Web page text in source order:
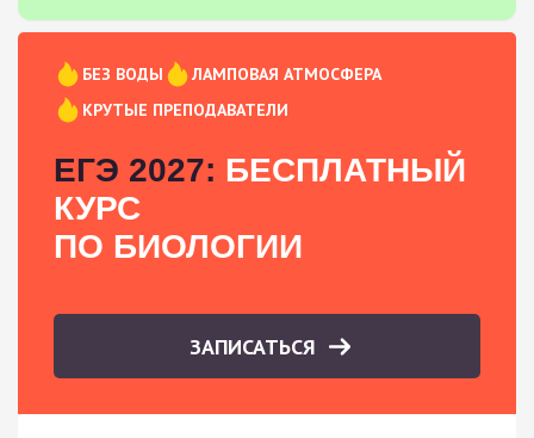
БЕЗ ВОДЫ
ЛАМПОВАЯ АТМОСФЕРА
КРУТЫЕ ПРЕПОДАВАТЕЛИ
ЕГЭ 2027: БЕСПЛАТНЫЙ
КУРС
ПО БИОЛОГИИ
ЗАПИСАТЬСЯ